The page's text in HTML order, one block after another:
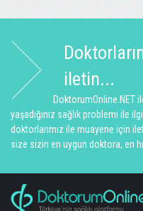
iletin...
DoktorumOnline.NET
yaşadığınız sağlık problemi ile
doktorlarımız ile muayene için
size sizin en uygun doktora, en